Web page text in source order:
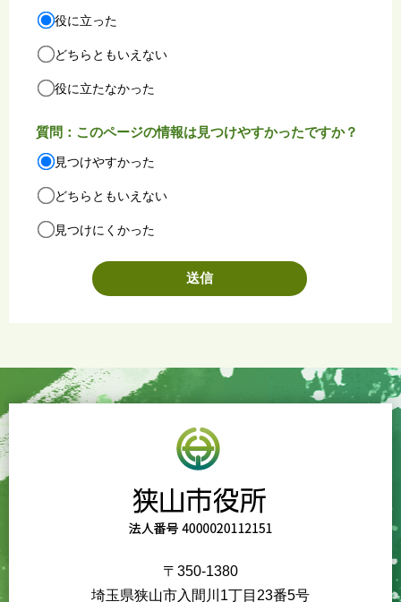
役に立った
どちらともいえない
役に立たなかった
質問：このページの情報は見つけやすかったですか？
見つけやすかった
どちらともいえない
見つけにくかった
〒350-1380
埼玉県狭山市入間川1丁目23番5号